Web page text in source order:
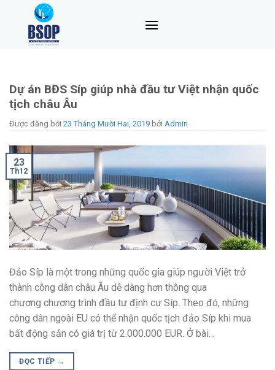
content
Dự án BĐS Síp giúp nhà đầu tư Việt nhận quốc
tịch châu Âu
Được đăng bởi 23 Tháng Mười Hai, 2019 bởi Admin
23
Th12
Đảo Síp là một trong những quốc gia giúp người Việt trở
thành công dân châu Âu dễ dàng hơn thông qua
chương chương trình đầu tư định cư Síp. Theo đó, những
công dân ngoài EU có thể nhận quốc tịch đảo Síp khi mua
bất động sản có giá trị từ 2.000.000 EUR. Ở bài…
ĐỌC TIẾP →